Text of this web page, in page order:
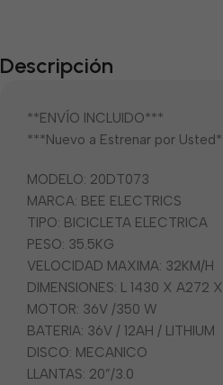
Descripción
**ENVÍO INCLUIDO***
***Nuevo a Estrenar por
MODELO: 20DT073
MARCA: BEE ELECTRICS
TIPO: BICICLETA ELECTRICA
PESO: 35.5KG
VELOCIDAD MAXIMA: 32KM/H
DIMENSIONES: L 1430 X A272
MOTOR: 36V /350 W
BATERIA: 36V / 12AH / LITHIUM
DISCO: MECANICO
LLANTAS: 20”/3.0